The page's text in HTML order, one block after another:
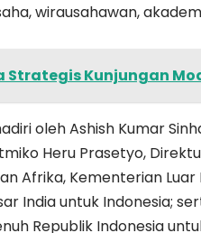
wirausahawan,
Strategis Kunjungan
oleh Ashish Kumar
Heru Prasetyo,
Afrika, Kementerian
India untuk Indonesia;
Republik Indonesia